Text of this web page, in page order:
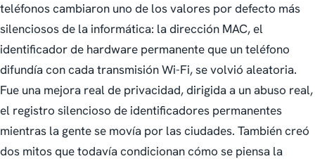
teléfonos cambiaron uno de los valores por defecto más
silenciosos de la informática: la dirección MAC, el
identificador de hardware permanente que un teléfono
difundía con cada transmisión Wi-Fi, se volvió aleatoria.
Fue una mejora real de privacidad, dirigida a un abuso real,
el registro silencioso de identificadores permanentes
mientras la gente se movía por las ciudades. También creó
dos mitos que todavía condicionan cómo se piensa la